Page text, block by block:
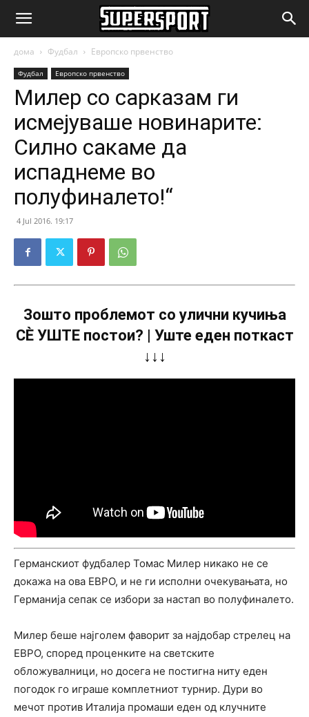
SuperSport.mk
дома Фудбал Европско првенство
Фудбал Европско првенство
Милер со сарказам ги
исмејуваше новинарите:
Силно сакаме да
испаднеме во
полуфиналето!“
4 Jul 2016. 19:17
Зошто проблемот со улични кучиња
СÈ УШТЕ постои? | Уште еден поткаст
↓↓↓
Германскиот фудбалер Томас Милер никако не се
докажа на ова ЕВРО, и не ги исполни очекувањата, но
Германија сепак се избори за настап во полуфиналето.
Милер беше најголем фаворит за најдобар стрелец на
ЕВРО, според проценките на светските
обложувалници, но досега не постигна ниту еден
погодок го играше комплетниот турнир. Дури во
мечот против Италија промаши еден од клучните